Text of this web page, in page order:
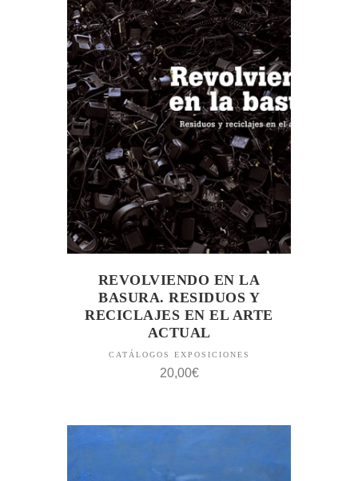
REVOLVIENDO EN LA
BASURA. RESIDUOS Y
RECICLAJES EN EL ARTE
ACTUAL
CATÁLOGOS EXPOSICIONES
20,00€